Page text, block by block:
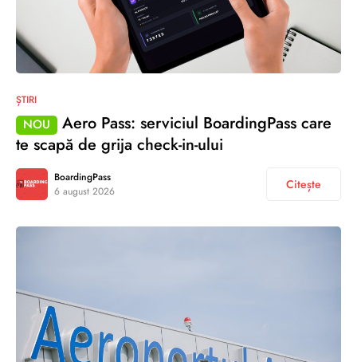
ȘTIRI
NOU
Aero Pass: serviciul BoardingPass care
te scapă de grija check-in-ului
BoardingPass
6 august 2026
Citește